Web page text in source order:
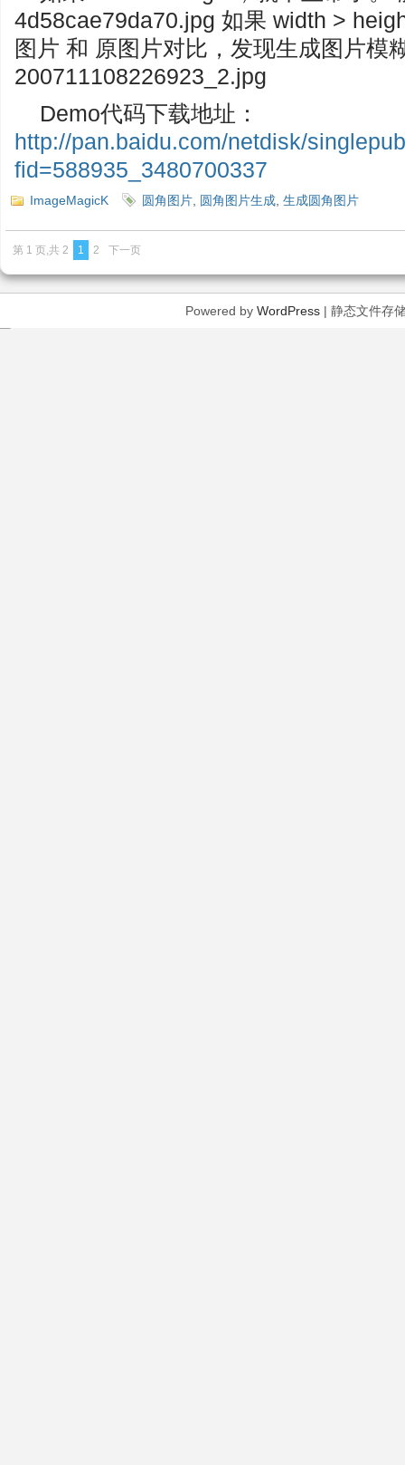
4d58cae79da70.jpg 如果 width >
图片 和 原图片对比，发现生成图片模
200711108226923_2.jpg
Demo代码下载地址：
http://pan.baidu.com/netdisk/
fid=588935_3480700337
ImageMagicK 圆角图片 圆角图片生成 生成圆角图片
第 1 页,共 2 1 2 下一页
Powered by WordPress| 静态文件存